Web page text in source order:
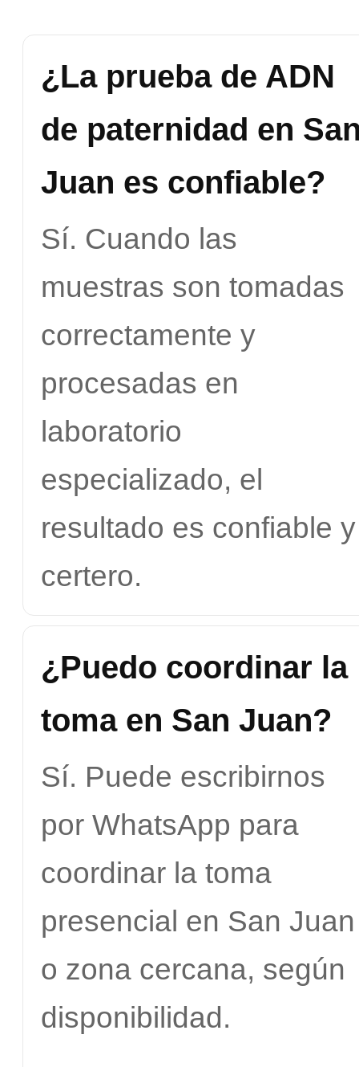
¿La prueba de ADN
de paternidad en
Juan es confiable?
Sí. Cuando las
muestras son tomadas
correctamente y
procesadas en
laboratorio
especializado, el
resultado es confiable y
certero.
¿Puedo coordinar la
toma en San Juan?
Sí. Puede escribirnos
por WhatsApp para
coordinar la toma
presencial en San Juan
o zona cercana, según
disponibilidad.